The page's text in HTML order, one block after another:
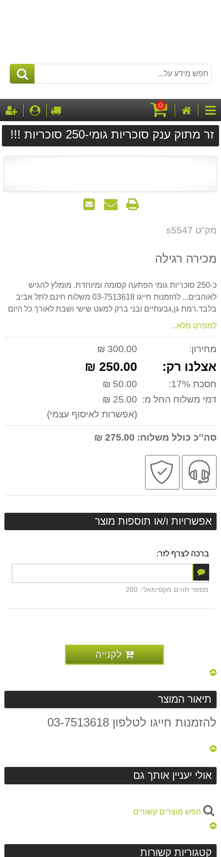
קטגוריותהבית
עגלת
קניות
0 לקופה
זר מתוק ענק סוכריות גומי-250 סוכריות !!!
שלח
שאל
מק"ט s5547
מכירה רגילה
כ-250 סוכריות גומי הפתעה קסומה ומיוחדת. מומלץ להגיש
לאוהבים... להזמנות חייגו 03-7513618 משלוח חינם לתל אביב
בלבד,רמת גן,גבעתיים ובני ברק למעט שישי ושבת לאורך כל היום
למפרט מלא...
מחירון: 300.00 ₪
אצלנו רק: 250.00 ₪
חסכת 17%:
50.00 ₪
דמי משלוח החל מ: 25.00 ₪
(אפשרות לאיסוף עצמי)
סה''כ כולל משלוח:
שירות
מקצועי
אפשרויות ו/או תוספות מוצר
ברכה לצרף לזר:
מספר תווים מקסימאלי: 200
לקנייה
תיאור המוצר
להזמנות חייגו לטלפון 03-7513618
אולי יעניין אותך גם
חפש מוצרים קשורים
קטגוריות קשורות